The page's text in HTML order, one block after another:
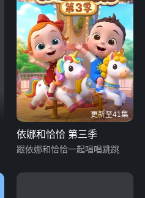
更新至41集
依娜和恰恰 第三季
跟依娜和恰恰一起唱唱跳跳